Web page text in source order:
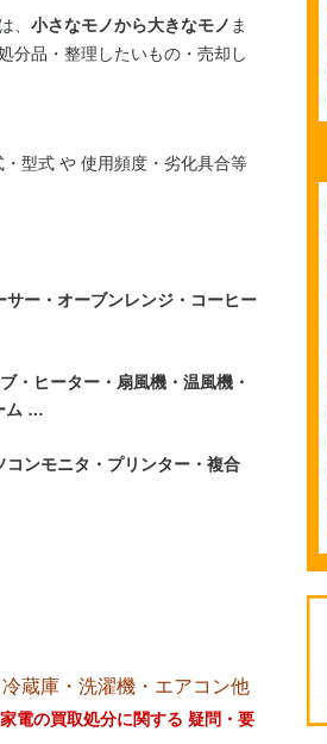
は、 小さなモノから大きなモノ ま
分品・整理したいもの・売却し
型式 や 使用頻度・劣化具合等
ー・オーブンレンジ・コーヒー
・ヒーター・扇風機・温風機・
ム …
ンモニタ・プリンター・複合
冷蔵庫・洗濯機・エアコン他
電の買取処分に関する 疑問・要